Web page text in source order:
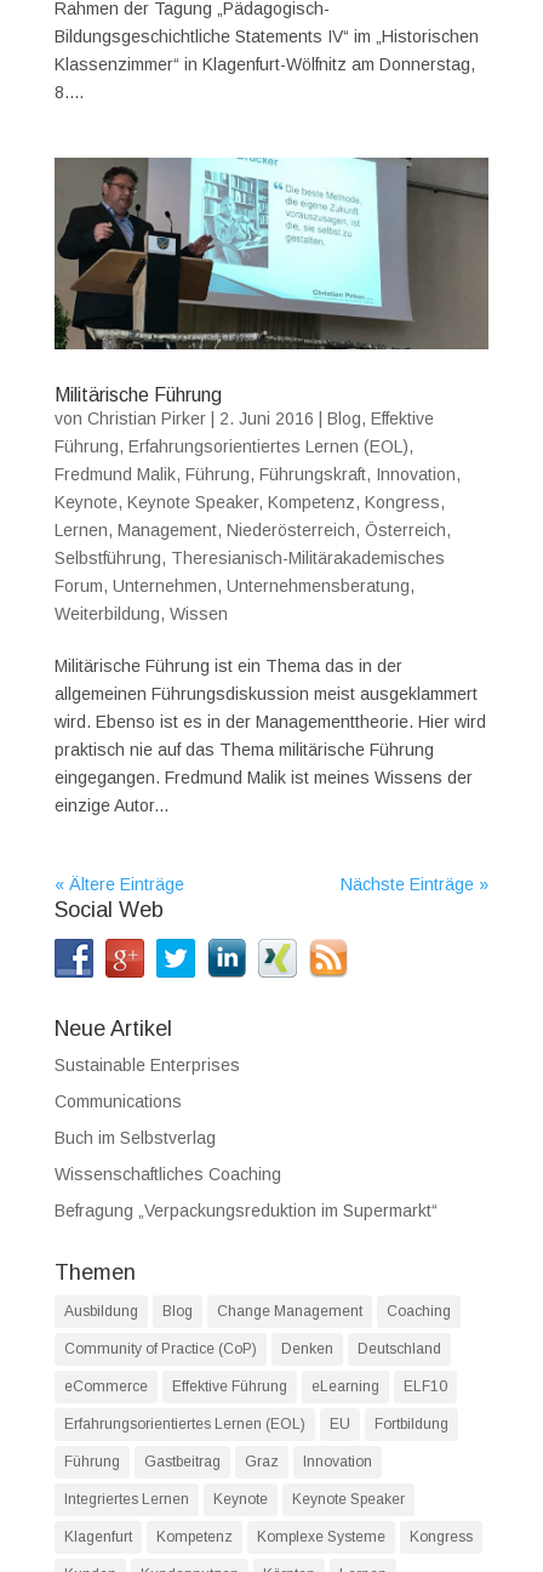
Rahmen der Tagung „Pädagogisch-
Bildungsgeschichtliche Statements IV“ im „Historischen
Klassenzimmer“ in Klagenfurt-Wölfnitz am Donnerstag,
8....
Militärische Führung
von Christian Pirker| 2. Juni 2016 Blog, Effektive
Führung, Erfahrungsorientiertes Lernen (EOL),
Fredmund Malik, Führung, Führungskraft, Innovation,
Keynote, Keynote Speaker, Kompetenz, Kongress,
Lernen, Management, Niederösterreich, Österreich,
Selbstführung, Theresianisch-Militärakademisches
Forum, Unternehmen, Unternehmensberatung,
Weiterbildung, Wissen
Militärische Führung ist ein Thema das in der
allgemeinen Führungsdiskussion meist ausgeklammert
wird. Ebenso ist es in der Managementtheorie. Hier wird
praktisch nie auf das Thema militärische Führung
eingegangen. Fredmund Malik ist meines Wissens der
einzige Autor...
« Ältere Einträge Nächste Einträge »
Social Web
Neue Artikel
Sustainable Enterprises
Communications
Buch im Selbstverlag
Wissenschaftliches Coaching
Befragung „Verpackungsreduktion im Supermarkt“
Themen
Ausbildung Blog Change Management Coaching
Community of Practice (CoP) Denken Deutschland
eCommerce Effektive Führung eLearning ELF10
Erfahrungsorientiertes Lernen (EOL) EU Fortbildung
Führung Gastbeitrag Graz Innovation
Integriertes Lernen Keynote Keynote Speaker
Klagenfurt Kompetenz Komplexe Systeme Kongress